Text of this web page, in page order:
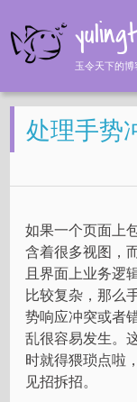
玉令天下的博
Home
Archives
About
处理手势
如果一个页面上
含着很多视图，
且界面上业务逻
比较复杂，那么
势响应冲突或者
乱很容易发生。
时就得猥琐点啦，
见招拆招。